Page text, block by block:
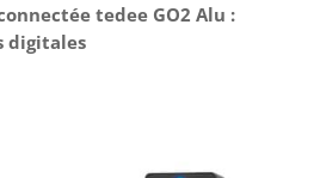
tedee GO2 Alu :
digitales